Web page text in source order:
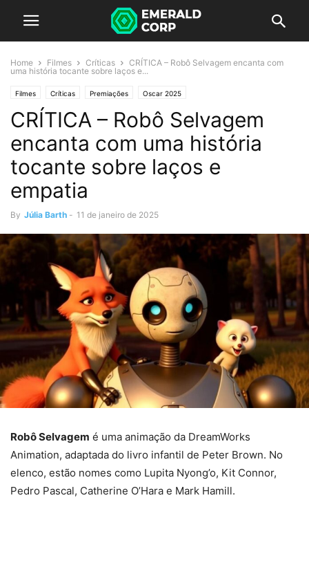
Home Filmes Críticas
CRÍTICA – Robô Selvagem encanta com
uma história tocante sobre laços e...
Filmes Críticas Premiações Oscar 2025
CRÍTICA – Robô Selvagem
encanta com uma história
tocante sobre laços e
empatia
By Júlia Barth - 11 de janeiro de 2025
Robô Selvagem é uma animação da DreamWorks
Animation, adaptada do livro infantil de Peter Brown. No
elenco, estão nomes como Lupita Nyong’o, Kit Connor,
Pedro Pascal, Catherine O’Hara e Mark Hamill.